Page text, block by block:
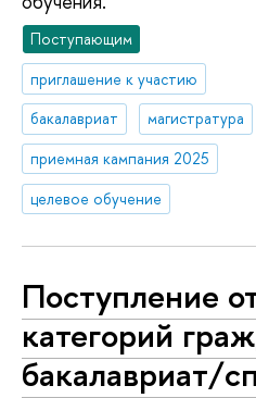
Поступающим
приглашение к участию
бакалавриат
магистратура
приемная кампания 2025
целевое обучение
Поступление
категорий
бакалавриат/